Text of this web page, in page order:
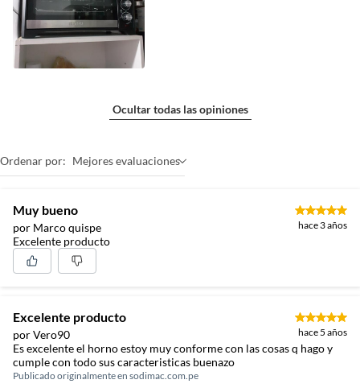
Ocultar todas las opiniones
Ordenar por: Mejores evaluaciones
Muy bueno
por Marco quispe hace 3 años
Excelente producto
Excelente producto
por Vero90 hace 5 años
Es excelente el horno estoy muy conforme con las cosas q hago y
cumple con todo sus caracteristicas buenazo
Publicado originalmente en sodimac.com.pe